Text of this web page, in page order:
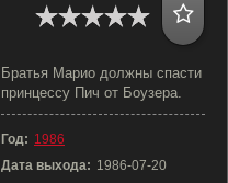
Братья Марио должны спасти
принцессу Пич от Боузера.
Год: 1986
Дата выхода: 1986-07-20